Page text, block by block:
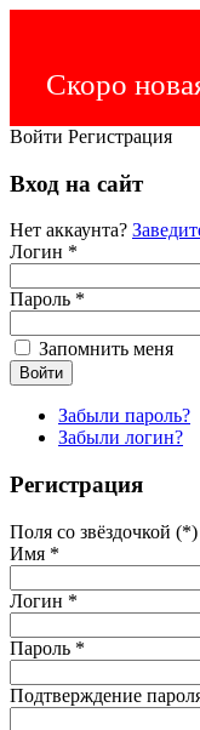
Скоро
Войти Регистрация
Вход на сайт
Нет аккаунта?
Логин *
Пароль *
Запомнить меня
Забыли пароль?
Забыли логин?
Регистрация
Поля со звёздочкой
Имя *
Логин *
Пароль *
Подтверждение